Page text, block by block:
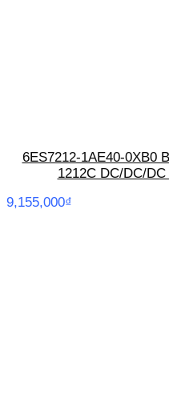
6ES7212-1AE40-0XB0
1212C DC/DC/
9,155,000₫